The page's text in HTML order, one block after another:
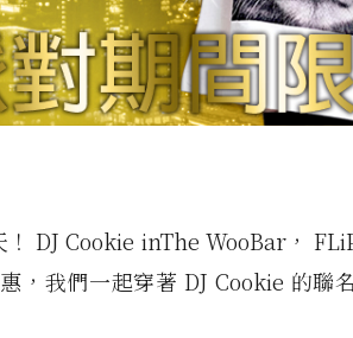
DJ Cookie inThe WooBar，
，我們一起穿著 DJ Cookie 的